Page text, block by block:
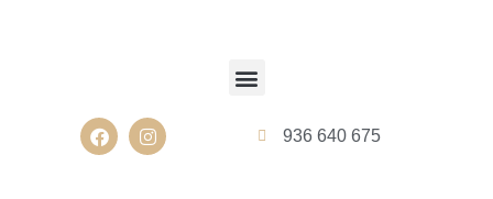
936 640 675